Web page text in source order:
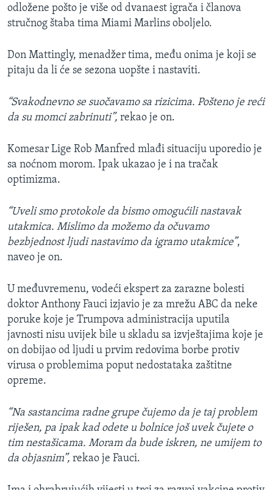
odložene pošto je više od dvanaest igrača i članova
stručnog štaba tima Miami Marlins oboljelo.
Don Mattingly, menadžer tima, među onima je koji se
pitaju da li će se sezona uopšte i nastaviti.
“Svakodnevno se suočavamo sa rizicima. Pošteno je reći
da su momci zabrinuti”, rekao je on.
Komesar Lige Rob Manfred mlađi situaciju uporedio je
sa noćnom morom. Ipak ukazao je i na tračak
optimizma.
“Uveli smo protokole da bismo omogućili nastavak
utakmica. Mislimo da možemo da očuvamo
bezbjednost ljudi nastavimo da igramo utakmice”,
naveo je on.
U međuvremenu, vodeći ekspert za zarazne bolesti
doktor Anthony Fauci izjavio je za mrežu ABC da neke
poruke koje je Trumpova administracija uputila
javnosti nisu uvijek bile u skladu sa izvještajima koje je
on dobijao od ljudi u prvim redovima borbe protiv
virusa o problemima poput nedostataka zaštitne
opreme.
“Na sastancima radne grupe čujemo da je taj problem
riješen, pa ipak kad odete u bolnice još uvek čujete o
tim nestašicama. Moram da bude iskren, ne umijem to
da objasnim”, rekao je Fauci.